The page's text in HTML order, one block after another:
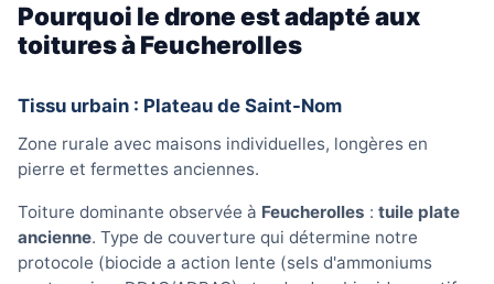
Pourquoi le drone est adapté aux
toitures à Feucherolles
Tissu urbain : Plateau de Saint-Nom
Zone rurale avec maisons individuelles, longères en
pierre et fermettes anciennes.
Toiture dominante observée à Feucherolles : tuile plate
ancienne. Type de couverture qui détermine notre
protocole (biocide a action lente (sels d'ammoniums